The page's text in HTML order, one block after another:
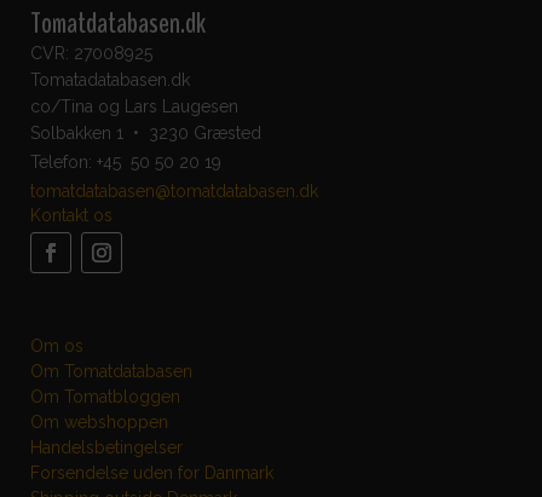
Tomatdatabasen.dk
CVR: 27008925
Tomatadatabasen.dk
co/Tina og Lars Laugesen
Solbakken 1 • 3230 Græsted
Telefon: +45 50 50 20 19
tomatdatabasen@tomatdatabasen.dk
Kontakt os
Om os
Om Tomatdatabasen
Om Tomatbloggen
Om webshoppen
Handelsbetingelser
Forsendelse uden for Danmark